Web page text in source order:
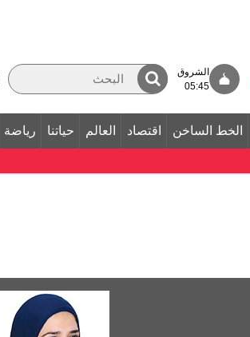
الشروق
05:45
الخط الساخن اقتصاد العالم حياتنا رياضة